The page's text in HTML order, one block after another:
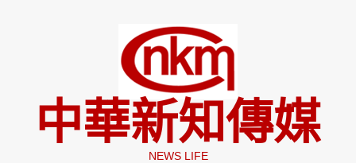
中華新知傳媒
NEWS LIFE